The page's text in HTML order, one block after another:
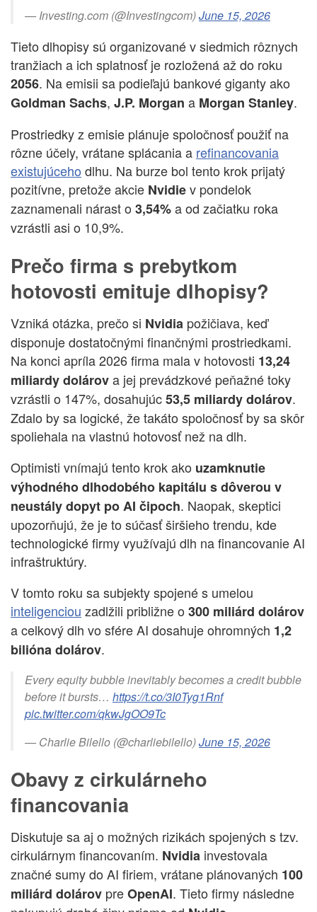
— Investing.com (@Investingcom)June 15, 2026
Tieto dlhopisy sú organizované v siedmich rôznych
tranžiach a ich splatnosť je rozložená až do roku
2056. Na emisii sa podieľajú bankové giganty ako
Goldman Sachs, J.P. Morgan a Morgan Stanley.
Prostriedky z emisie plánuje spoločnosť použiť na
rôzne účely, vrátane splácania a refinancovania
existujúceho dlhu. Na burze bol tento krok prijatý
pozitívne, pretože akcie Nvidiev pondelok
zaznamenali nárast o 3,54%a od začiatku roka
vzrástli asi o 10,9%.
Prečo firma s prebytkom
hotovosti emituje dlhopisy?
Vzniká otázka, prečo si Nvidia požičiava, keď
disponuje dostatočnými finančnými prostriedkami.
Na konci apríla 2026 firma mala v hotovosti 13,24
miliardy dolárova jej prevádzkové peňažné toky
vzrástli o 147%, dosahujúc53,5 miliardy dolárov.
Zdalo by sa logické, že takáto spoločnosť by sa skôr
spoliehala na vlastnú hotovosť než na dlh.
Optimisti vnímajú tento krok ako uzamknutie
výhodného dlhodobého kapitálu s dôverou v
neustály dopyt po AI čipoch. Naopak, skeptici
upozorňujú, že je to súčasť širšieho trendu, kde
technologické firmy využívajú dlh na financovanie AI
infraštruktúry.
V tomto roku sa subjekty spojené s umelou
inteligenciou zadlžili približne o 300 miliárd dolárov
a celkový dlh vo sfére AI dosahuje ohromných 1,2
bilióna dolárov.
Every equity bubble inevitably becomes a credit bubble
before it bursts… https://t.co/3I0Tyg1Rnf
pic.twitter.com/qkwJgOO9Tc
— Charlie Bilello (@charliebilello)June 15, 2026
Obavy z cirkulárneho
financovania
Diskutuje sa aj o možných rizikách spojených s tzv.
cirkulárnym financovaním. Nvidia investovala
značné sumy do AI firiem, vrátane plánovaných 100
miliárd dolárov preOpenAI. Tieto firmy následne